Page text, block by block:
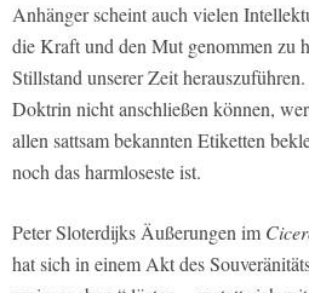
Anhänger scheint auch vielen
die Kraft und den Mut genommen zu
Stillstand unserer Zeit
Doktrin nicht anschließen können,
allen sattsam bekannten Etiketten
noch das harmloseste ist.
Peter Sloterdijks Äußerungen im
hat sich in einem Akt des